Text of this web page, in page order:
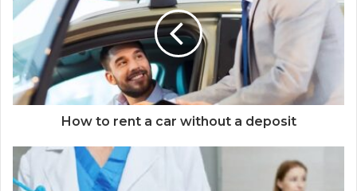
How to rent a car without a deposit